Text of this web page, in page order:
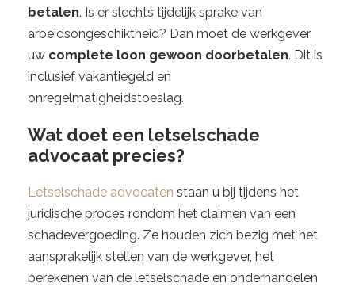
betalen. Is er slechts tijdelijk sprake van
arbeidsongeschiktheid? Dan moet de werkgever
uw complete loon gewoon doorbetalen. Dit is
inclusief vakantiegeld en
onregelmatigheidstoeslag.
Wat doet een letselschade
advocaat precies?
Letselschade advocaten staan u bij tijdens het
juridische proces rondom het claimen van een
schadevergoeding. Ze houden zich bezig met het
aansprakelijk stellen van de werkgever, het
berekenen van de letselschade en onderhandelen